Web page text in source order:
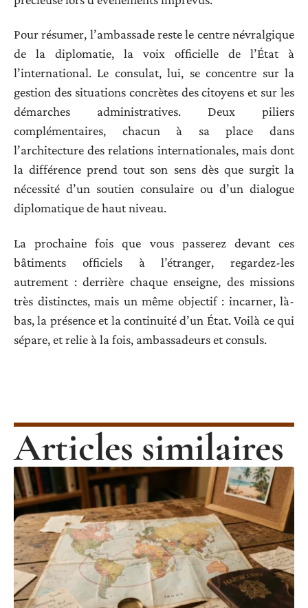
Pour résumer, l’ambassade reste le centre névralgique
de la diplomatie, la voix officielle de l’État à
l’international. Le consulat, lui, se concentre sur la
gestion des situations concrètes des citoyens et sur les
démarches administratives. Deux piliers
complémentaires, chacun à sa place dans
l’architecture des relations internationales, mais dont
la différence prend tout son sens dès que surgit la
nécessité d’un soutien consulaire ou d’un dialogue
diplomatique de haut niveau.
La prochaine fois que vous passerez devant ces
bâtiments officiels à l’étranger, regardez-les
autrement : derrière chaque enseigne, des missions
très distinctes, mais un même objectif : incarner, là-
bas, la présence et la continuité d’un État. Voilà ce qui
sépare, et relie à la fois, ambassadeurs et consuls.
Articles similaires